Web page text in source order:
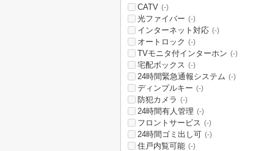
CATV (-)
光ファイバー (-)
インターネット対応 (-)
オートロック (-)
TVモニタ付インターホン (-)
宅配ボックス (-)
24時間緊急通報システム (-)
ディンプルキー (-)
防犯カメラ (-)
24時間有人管理 (-)
フロントサービス (-)
24時間ゴミ出し可 (-)
住戸内覧可能 (-)